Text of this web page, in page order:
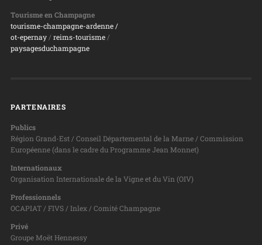
Tourisme en Champagne
tourisme-champagne-ardenne /
ot-epernay/ reims-tourisme/
paysagesduchampagne
PARTENAIRES
Publics
Région Grand-Est / Conseil Départemental de la Marne / Commission
Européenne (dans le cadre du Programme Jean Monnet)
Internationaux
Organisation Internationale de la Vigne et du Vin (OIV)
Professionnels
OCAPIAT / FIVS / Inlex / Comité Champagne
Privé
Groupe Moët Hennessy